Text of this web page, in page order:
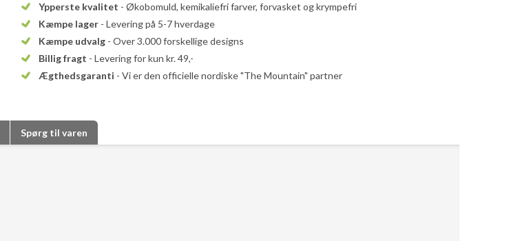
Ypperste kvalitet - Økobomuld, kemikaliefri farver, forvasket og krympefri
Kæmpe lager - Levering på 5-7 hverdage
Kæmpe udvalg - Over 3.000 forskellige designs
Billig fragt - Levering for kun kr. 49,-
Ægthedsgaranti - Vi er den officielle nordiske "The Mountain" partner
Spørg til varen